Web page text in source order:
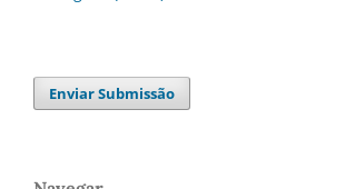
Enviar Submissão